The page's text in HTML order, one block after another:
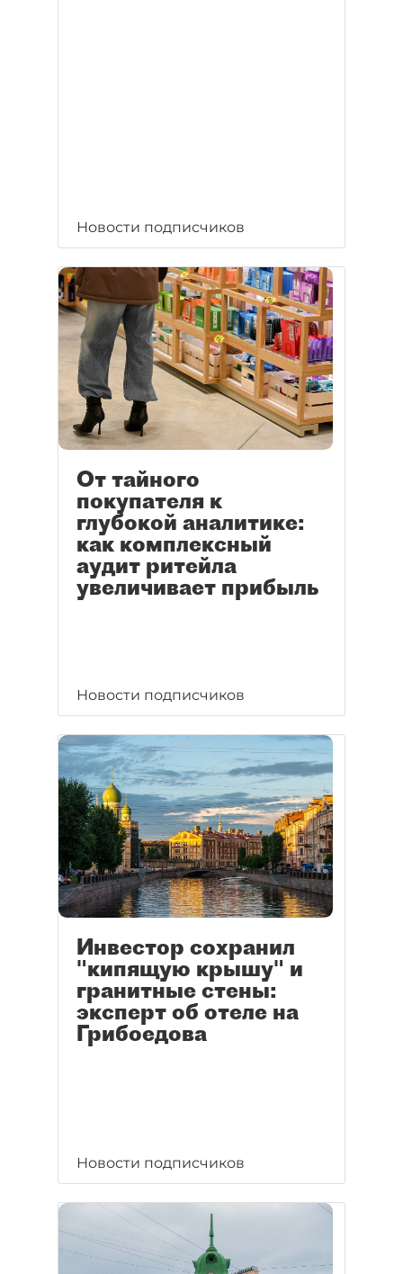
Новости подписчиков
От тайного
покупателя к
глубокой аналитике:
как комплексный
аудит ритейла
увеличивает прибыль
Новости подписчиков
Инвестор сохранил
"кипящую крышу" и
гранитные стены:
эксперт об отеле на
Грибоедова
Новости подписчиков